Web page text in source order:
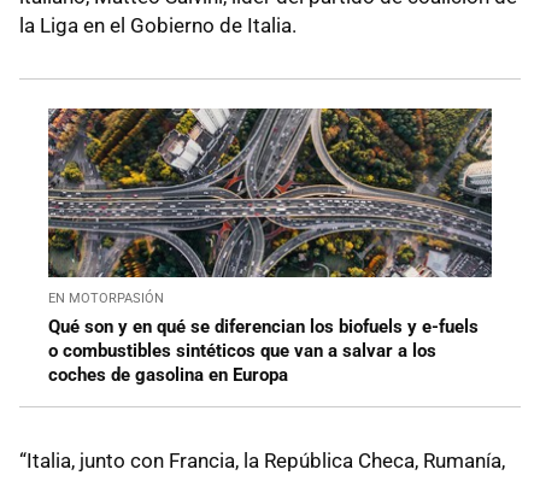
la Liga en el Gobierno de Italia.
EN MOTORPASIÓN
Qué son y en qué se diferencian los biofuels y e-fuels
o combustibles sintéticos que van a salvar a los
coches de gasolina en Europa
“Italia, junto con Francia, la República Checa, Rumanía,